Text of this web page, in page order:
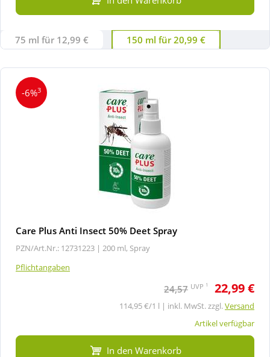
75 ml für 12,99 € 150 ml für 20,99 €
-6%3
Care Plus Anti Insect 50% Deet Spray
PZN/Art.Nr.: 12731223 | 200 ml, Spray
Pflichtangaben
24,57 UVP 1 22,99 €
114,95 €/1 l | inkl. MwSt. zzgl.Versand
Artikel verfügbar
In den Warenkorb